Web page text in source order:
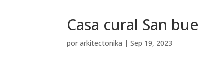
Casa cural San
porarkitectonika |Sep 19, 2023